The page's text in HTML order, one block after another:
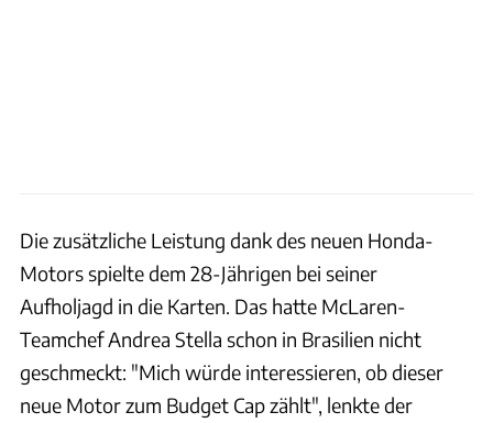
Die zusätzliche Leistung dank des neuen Honda-
Motors spielte dem 28-Jährigen bei seiner
Aufholjagd in die Karten. Das hatte McLaren-
Teamchef Andrea Stella schon in Brasilien nicht
geschmeckt: "Mich würde interessieren, ob dieser
neue Motor zum Budget Cap zählt", lenkte der